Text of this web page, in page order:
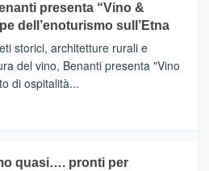
presenta “Vino &
dell’enoturismo sull’Etna
storici, architetture rurali e
del vino, Benanti presenta "Vino
di ospitalità...
quasi…. pronti per